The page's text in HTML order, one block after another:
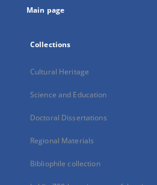
Main page
Collections
Cultural Heritage
Science and Education
Doctoral Dissertations
Regional Materials
Bibliophile collection